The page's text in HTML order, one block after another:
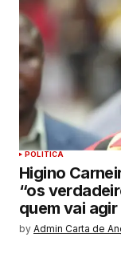
POLITICA
Higino
“os
quem vai
by Admin Carta de